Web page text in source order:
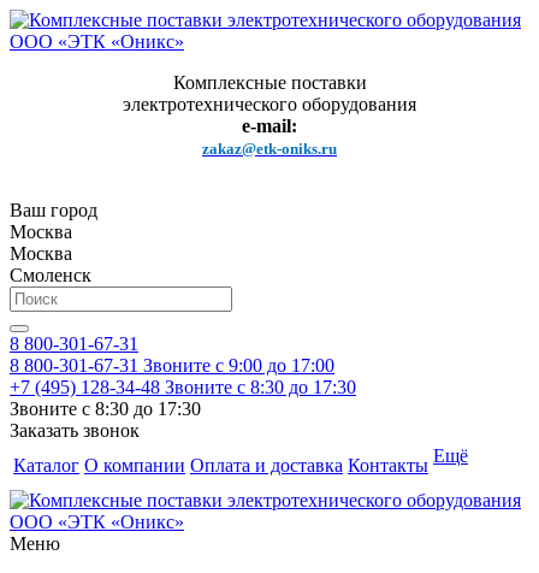
Комплексные поставки
электротехнического оборудования
e-mail:
zakaz@etk-oniks.ru
Ваш город
Москва
Москва
Смоленск
8 800-301-67-31
8 800-301-67-31 Звоните с 9:00 до 17:00
+7 (495) 128-34-48 Звоните с 8:30 до 17:30
Звоните с 8:30 до 17:30
Заказать звонок
Каталог О компании Оплата и доставка Контакты Ещё
Меню